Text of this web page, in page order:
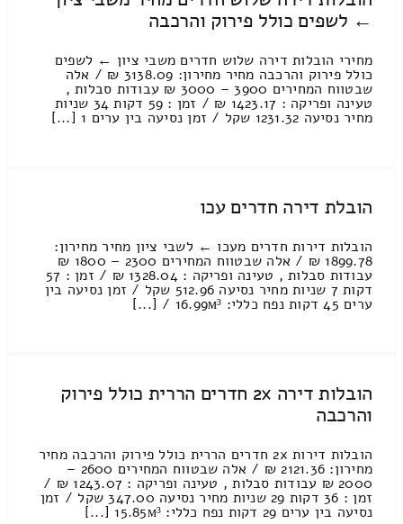
← לשפים כולל פירוק והרכבה
מחירי הובלות דירה שלוש חדרים משבי ציון ← לשפים
כולל פירוק והרכבה מחיר מחירון: 3138.09 ₪ / אלה
שבטווח המחירים 3900 – 3000 ₪ עבודות סבלות ,
טעינה ופריקה : 1423.17 ₪ / זמן : 59 דקות 34 שניות
מחיר נסיעה 1231.32 שקל / זמן נסיעה בין ערים 1 [...]
הובלת דירה חדרים עכו
הובלות דירות חדרים מעכו ← לשבי ציון מחיר מחירון:
1899.78 ₪ / אלה שבטווח המחירים 2300 – 1800 ₪
עבודות סבלות , טעינה ופריקה : 1328.04 ₪ / זמן : 57
דקות 7 שניות מחיר נסיעה 512.96 שקל / זמן נסיעה בין
ערים 45 דקות נפח כללי: 16.99м³ / [...]
הובלות דירה 2x חדרים הררית כולל פירוק
והרכבה
הובלות דירות 2x חדרים הררית כולל פירוק והרכבה מחיר
מחירון: 2121.36 ₪ / אלה שבטווח המחירים 2600 –
2000 ₪ עבודות סבלות , טעינה ופריקה : 1243.07 ₪ /
זמן : 36 דקות 29 שניות מחיר נסיעה 347.00 שקל / זמן
נסיעה בין ערים 29 דקות נפח כללי: 15.85м³ [...]